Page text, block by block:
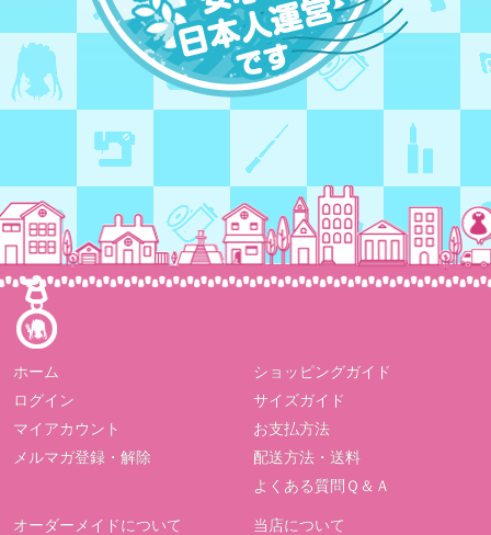
ホーム
ログイン
マイアカウント
メルマガ登録・解除
ショッピングガイド
サイズガイド
お支払方法
配送方法・送料
よくある質問Ｑ＆Ａ
オーダーメイドについて 当店について